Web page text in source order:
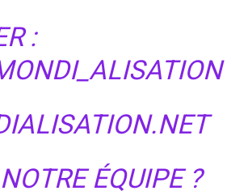
:
ÉQUIPE ?